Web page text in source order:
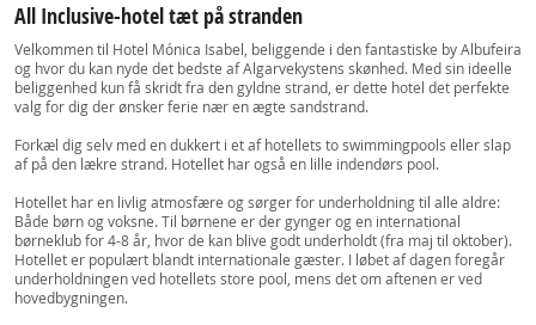
All Inclusive-hotel tæt på stranden
Velkommen til Hotel Mónica Isabel, beliggende i den fantastiske by Albufeira
og hvor du kan nyde det bedste af Algarvekystens skønhed. Med sin ideelle
beliggenhed kun få skridt fra den gyldne strand, er dette hotel det perfekte
valg for dig der ønsker ferie nær en ægte sandstrand.
Forkæl dig selv med en dukkert i et af hotellets to swimmingpools eller slap
af på den lækre strand. Hotellet har også en lille indendørs pool.
Hotellet har en livlig atmosfære og sørger for underholdning til alle aldre:
Både børn og voksne. Til børnene er der gynger og en international
børneklub for 4-8 år, hvor de kan blive godt underholdt (fra maj til oktober).
Hotellet er populært blandt internationale gæster. I løbet af dagen foregår
underholdningen ved hotellets store pool, mens det om aftenen er ved
hovedbygningen.